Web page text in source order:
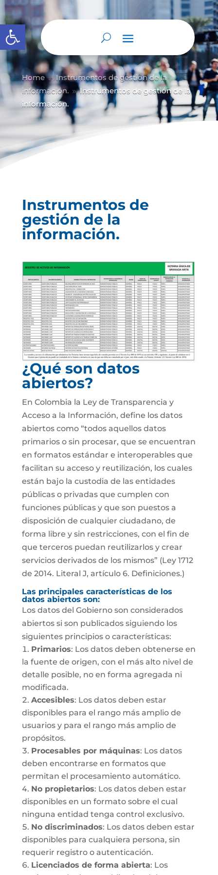
Abrir barra de herramientas
Home 9 Instrumentos de gestión de la
información. 9 Instrumentos de gestión de la
información.
Instrumentos de
gestión de la
información.
¿Qué son datos
abiertos?
En Colombia la Ley de Transparencia y
Acceso a la Información, define los datos
abiertos como “todos aquellos datos
primarios o sin procesar, que se encuentran
en formatos estándar e interoperables que
facilitan su acceso y reutilización, los cuales
están bajo la custodia de las entidades
públicas o privadas que cumplen con
funciones públicas y que son puestos a
disposición de cualquier ciudadano, de
forma libre y sin restricciones, con el fin de
que terceros puedan reutilizarlos y crear
servicios derivados de los mismos” (Ley 1712
de 2014. Literal J, artículo 6. Definiciones.)
Las principales características de los
datos abiertos son:
Los datos del Gobierno son considerados
abiertos si son publicados siguiendo los
siguientes principios o características:
Primarios: Los datos deben obtenerse en
la fuente de origen, con el más alto nivel de
detalle posible, no en forma agregada ni
modificada.
Accesibles: Los datos deben estar
disponibles para el rango más amplio de
usuarios y para el rango más amplio de
propósitos.
Procesables por máquinas: Los datos
deben encontrarse en formatos que
permitan el procesamiento automático.
No propietarios: Los datos deben estar
disponibles en un formato sobre el cual
ninguna entidad tenga control exclusivo.
No discriminados: Los datos deben estar
disponibles para cualquiera persona, sin
requerir registro o autenticación.
Licenciados de forma abierta: Los